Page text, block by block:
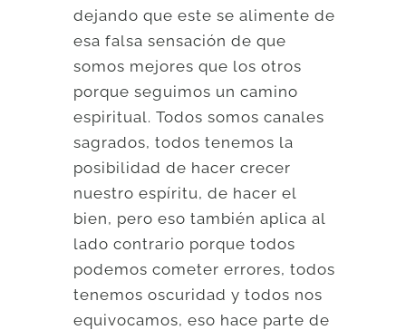
dejando que este se alimente de
esa falsa sensación de que
somos mejores que los otros
porque seguimos un camino
espiritual. Todos somos canales
sagrados, todos tenemos la
posibilidad de hacer crecer
nuestro espíritu, de hacer el
bien, pero eso también aplica al
lado contrario porque todos
podemos cometer errores, todos
tenemos oscuridad y todos nos
equivocamos, eso hace parte de